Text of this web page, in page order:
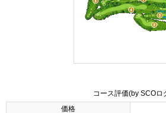
コース評価(by SCOロ
価格